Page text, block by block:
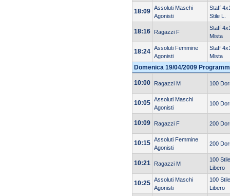
18:09 Assoluti Maschi
Agonisti
Staff
Stile L.
18:16 Ragazzi F
Staff
Mista
18:24 Assoluti Femmine
Agonisti
Staff
Mista
Domenica 19/04/2009
10:00 Ragazzi M 100
10:05 Assoluti Maschi
Agonisti
100
10:09 Ragazzi F 200
10:15 Assoluti Femmine
Agonisti
200
10:21 Ragazzi M
100 Stile
Libero
10:25 Assoluti Maschi
Agonisti
100 Stile
Libero